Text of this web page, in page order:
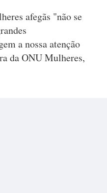
afegãs "não se
a nossa atenção
da ONU Mulheres,